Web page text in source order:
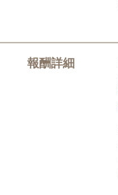
報酬詳細